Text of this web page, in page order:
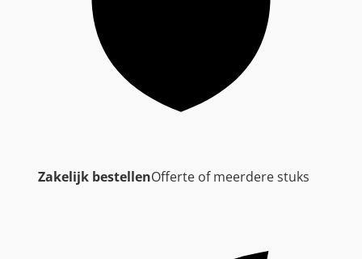
Zakelijk bestellenOfferte of meerdere stuks